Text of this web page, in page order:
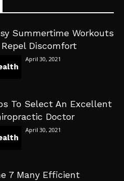
Summertime Workouts
Discomfort
April 30, 2021
To Select An Excellent
Doctor
April 30, 2021
7 Many Efficient